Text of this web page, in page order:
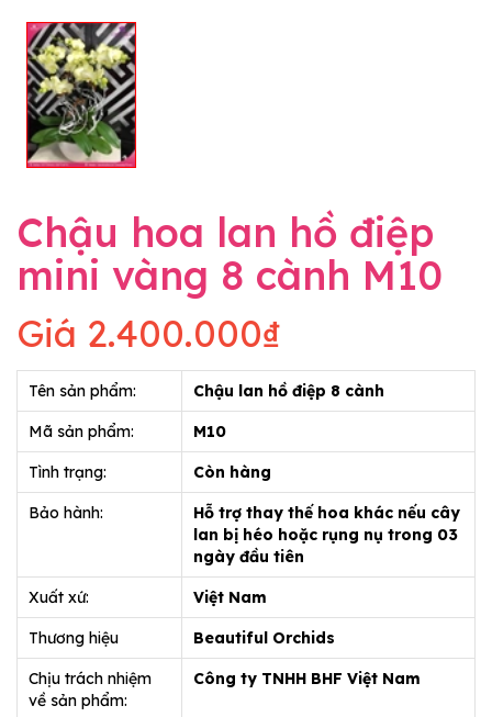
Chậu hoa lan hồ điệp
mini vàng 8 cành M10
Giá 2.400.000₫
Tên sản phẩm: Chậu lan hồ điệp 8 cành
Mã sản phẩm: M10
Tình trạng: Còn hàng
Bảo hành:
Hỗ trợ thay thế hoa khác nếu cây
lan bị héo hoặc rụng nụ trong 03
ngày đầu tiên
Xuất xứ: Việt Nam
Thương hiệu Beautiful Orchids
Chịu trách nhiệm
về sản phẩm:
Công ty TNHH BHF Việt Nam